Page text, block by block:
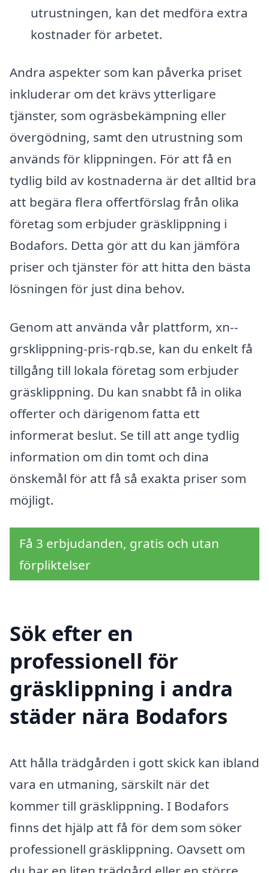
utrustningen, kan det medföra extra
kostnader för arbetet.
Andra aspekter som kan påverka priset
inkluderar om det krävs ytterligare
tjänster, som ogräsbekämpning eller
övergödning, samt den utrustning som
används för klippningen. För att få en
tydlig bild av kostnaderna är det alltid bra
att begära flera offertförslag från olika
företag som erbjuder gräsklippning i
Bodafors. Detta gör att du kan jämföra
priser och tjänster för att hitta den bästa
lösningen för just dina behov.
Genom att använda vår plattform, xn--
grsklippning-pris-rqb.se, kan du enkelt få
tillgång till lokala företag som erbjuder
gräsklippning. Du kan snabbt få in olika
offerter och därigenom fatta ett
informerat beslut. Se till att ange tydlig
information om din tomt och dina
önskemål för att få så exakta priser som
möjligt.
Få 3 erbjudanden, gratis och utan
förpliktelser
Sök efter en
professionell för
gräsklippning i andra
städer nära Bodafors
Att hålla trädgården i gott skick kan ibland
vara en utmaning, särskilt när det
kommer till gräsklippning. I Bodafors
finns det hjälp att få för dem som söker
professionell gräsklippning. Oavsett om